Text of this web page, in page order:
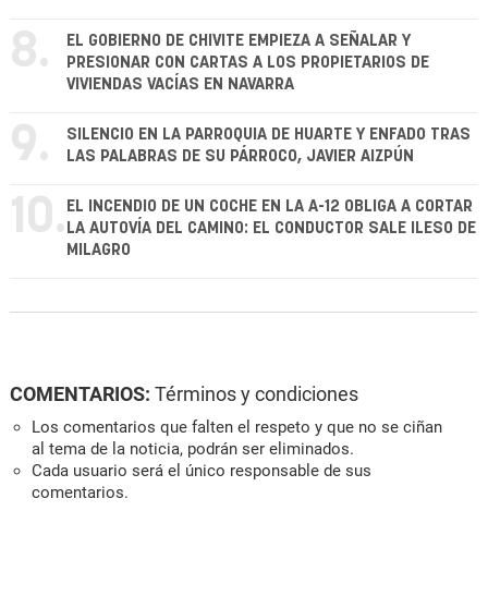
8.
EL GOBIERNO DE CHIVITE EMPIEZA A SEÑALAR Y
PRESIONAR CON CARTAS A LOS PROPIETARIOS DE
VIVIENDAS VACÍAS EN NAVARRA
9.
SILENCIO EN LA PARROQUIA DE HUARTE Y ENFADO TRAS
LAS PALABRAS DE SU PÁRROCO, JAVIER AIZPÚN
10. EL INCENDIO DE UN COCHE EN LA A-12 OBLIGA A CORTAR
LA AUTOVÍA DEL CAMINO: EL CONDUCTOR SALE ILESO DE
MILAGRO
COMENTARIOS: Términos y condiciones
Los comentarios que falten el respeto y que no se ciñan
al tema de la noticia, podrán ser eliminados.
Cada usuario será el único responsable de sus
comentarios.